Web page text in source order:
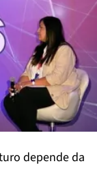
depende da